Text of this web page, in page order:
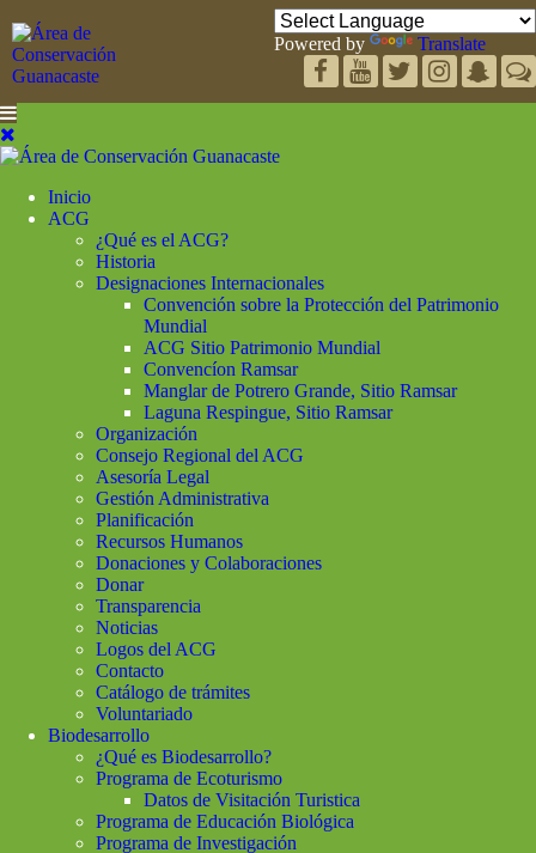
Powered by Translate
Inicio
ACG
¿Qué es el ACG?
Historia
Designaciones Internacionales
Convención sobre la Protección del Patrimonio
Mundial
ACG Sitio Patrimonio Mundial
Convencíon Ramsar
Manglar de Potrero Grande, Sitio Ramsar
Laguna Respingue, Sitio Ramsar
Organización
Consejo Regional del ACG
Asesoría Legal
Gestión Administrativa
Planificación
Recursos Humanos
Donaciones y Colaboraciones
Donar
Transparencia
Noticias
Logos del ACG
Contacto
Catálogo de trámites
Voluntariado
Biodesarrollo
¿Qué es Biodesarrollo?
Programa de Ecoturismo
Datos de Visitación Turistica
Programa de Educación Biológica
Programa de Investigación